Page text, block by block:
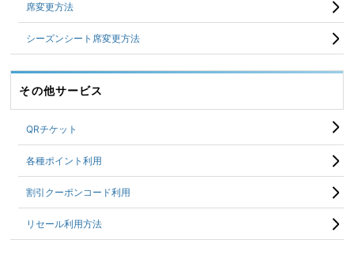
席変更方法
シーズンシート席変更方法
その他サービス
QRチケット
各種ポイント利用
割引クーポンコード利用
リセール利用方法